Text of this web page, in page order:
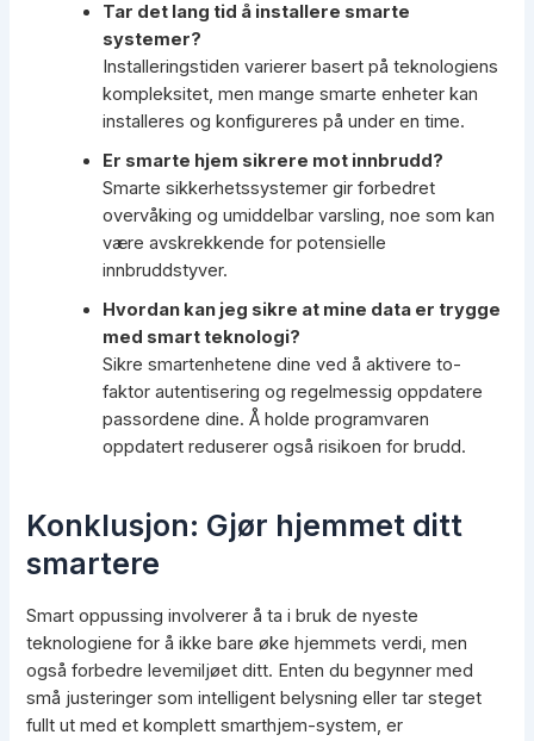
Tar det lang tid å installere smarte
systemer?
Installeringstiden varierer basert på teknologiens
kompleksitet, men mange smarte enheter kan
installeres og konfigureres på under en time.
Er smarte hjem sikrere mot innbrudd?
Smarte sikkerhetssystemer gir forbedret
overvåking og umiddelbar varsling, noe som kan
være avskrekkende for potensielle
innbruddstyver.
Hvordan kan jeg sikre at mine data er trygge
med smart teknologi?
Sikre smartenhetene dine ved å aktivere to-
faktor autentisering og regelmessig oppdatere
passordene dine. Å holde programvaren
oppdatert reduserer også risikoen for brudd.
Konklusjon: Gjør hjemmet ditt
smartere
Smart oppussing involverer å ta i bruk de nyeste
teknologiene for å ikke bare øke hjemmets verdi, men
også forbedre levemiljøet ditt. Enten du begynner med
små justeringer som intelligent belysning eller tar steget
fullt ut med et komplett smarthjem-system, er